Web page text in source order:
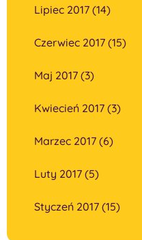
Lipiec 2017 (14)
Czerwiec 2017 (15)
Maj 2017 (3)
Kwiecień 2017 (3)
Marzec 2017 (6)
Luty 2017 (5)
Styczeń 2017 (15)